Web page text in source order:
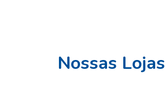
Nossas Lojas